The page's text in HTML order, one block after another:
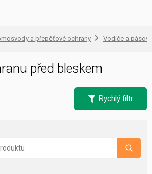
a přepěťové ochrany Vodiče a
před bleskem
Rychlý filtr